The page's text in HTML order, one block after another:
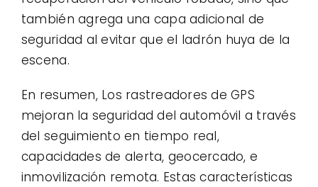
también agrega una capa adicional de
seguridad al evitar que el ladrón huya de la
escena.
En resumen, Los rastreadores de GPS
mejoran la seguridad del automóvil a través
del seguimiento en tiempo real,
capacidades de alerta, geocercado, e
inmovilización remota. Estas características